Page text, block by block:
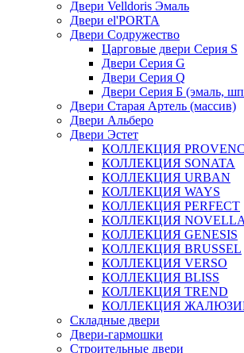
Двери Velldoris Эмаль
Двери el'PORTA
Двери Содружество
Царговые двери Cерия S
Двери Серия G
Двери Серия Q
Двери Серия Б (эмаль,
Двери Старая Артель (массив)
Двери Альберо
Двери Эстет
КОЛЛЕКЦИЯ
КОЛЛЕКЦИЯ SONATA
КОЛЛЕКЦИЯ URBAN
КОЛЛЕКЦИЯ WAYS
КОЛЛЕКЦИЯ PERFECT
КОЛЛЕКЦИЯ NOVELLA
КОЛЛЕКЦИЯ GENESIS
КОЛЛЕКЦИЯ BRUSSEL
КОЛЛЕКЦИЯ VERSO
КОЛЛЕКЦИЯ BLISS
КОЛЛЕКЦИЯ TREND
КОЛЛЕКЦИЯ
Складные двери
Двери-гармошки
Строительные двери